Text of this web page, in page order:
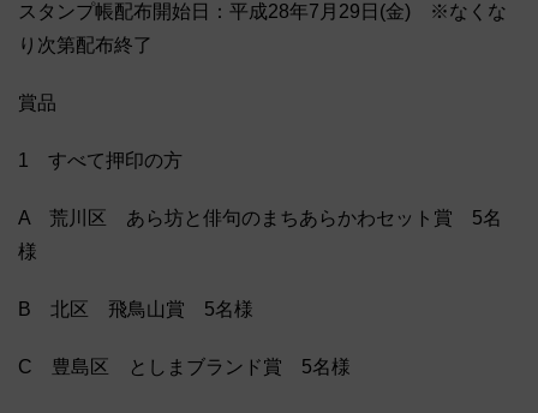
スタンプ帳配布開始日：平成28年7月29日(金) ※なくな
り次第配布終了
賞品
1 すべて押印の方
A 荒川区 あら坊と俳句のまちあらかわセット賞 5名
様
B 北区 飛鳥山賞 5名様
C 豊島区 としまブランド賞 5名様